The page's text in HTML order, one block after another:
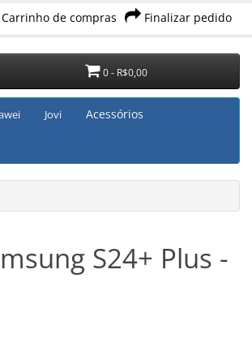
Carrinho de compras Finalizar pedido
0 - R$0,00
Jovi Acessórios
S24+ Plus -